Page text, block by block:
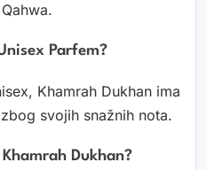
Parfem?
Khamrah Dukhan ima
svojih snažnih nota.
Dukhan?